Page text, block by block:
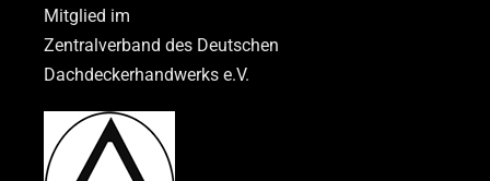
Mitglied im
Zentralverband des Deutschen
Dachdeckerhandwerks e.V.